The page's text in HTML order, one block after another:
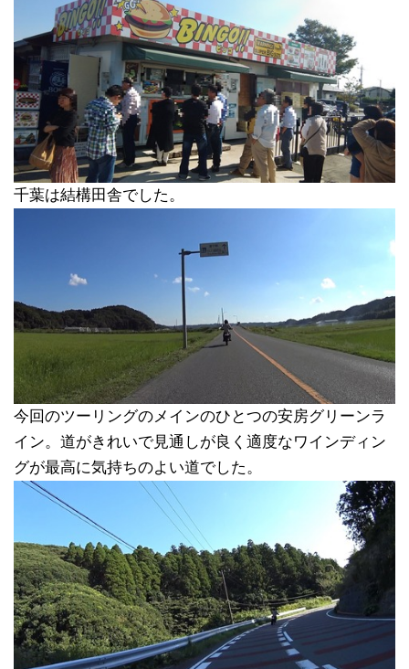
千葉は結構田舎でした。
今回のツーリングのメインのひとつの安房グリーンラ
イン。道がきれいで見通しが良く適度なワインディン
グが最高に気持ちのよい道でした。